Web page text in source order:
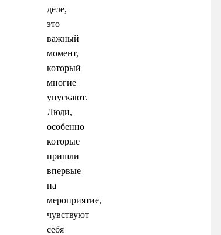
деле,
это
важный
момент,
который
многие
упускают.
Люди,
особенно
которые
пришли
впервые
на
мероприятие,
чувствуют
себя